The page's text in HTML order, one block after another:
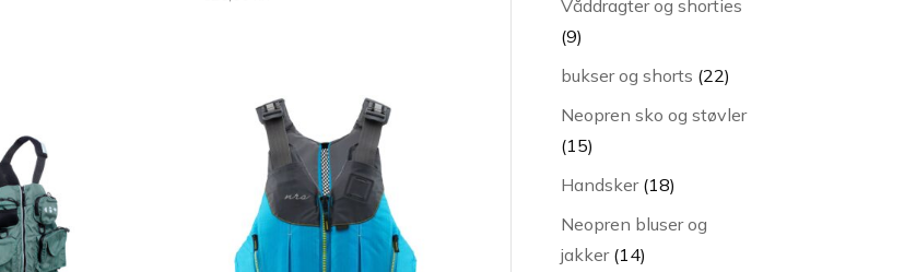
Våddragter og shorties
99
varer
bukser og shorts 2222
varer
Neopren sko og støvler
1515
varer
Handsker 1818
Neopren bluser og
jakker 1414